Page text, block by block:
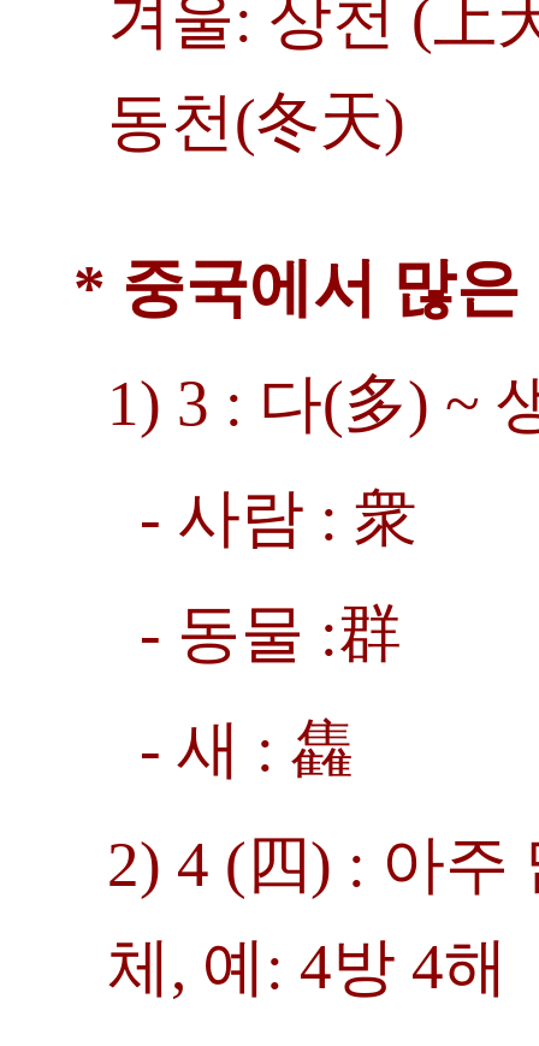
겨울: 상천 (上
동천(冬天)
* 중국에서 많은
1) 3 : 다(多) ~
- 사람 : 衆
- 동물 :群
- 새 : 雥
2) 4 (四) : 아주
체, 예: 4방 4해